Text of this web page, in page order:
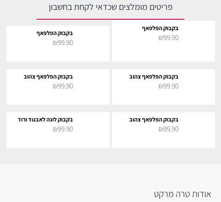
פריטים מומלצים שכדאי לקחת בחשבון
בקבוק הפלפאף
₪99.90 בקבוק הפלפאף
₪99.90
בקבוק הפלפאף צהוב
₪99.90
בקבוק הפלפאף צהוב
₪99.90
בקבוק הפלפאף צהוב
₪99.90
בקבוק לונה לאבגוד ורוד
₪99.90
אודות טרה מרקט